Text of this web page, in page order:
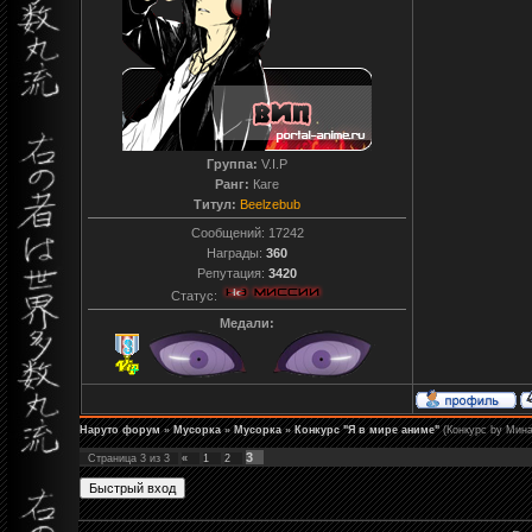
Группа: V.I.P
Ранг: Каге
Титул: Beelzebub
Сообщений: 17242
Награды: 360
Репутация: 3420
Статус:
Медали:
Наруто форум » Мусорка » Мусорка » Конкурс "Я в мире аниме" (Конкурс by
Страница 3 из 3 « 1 2
3